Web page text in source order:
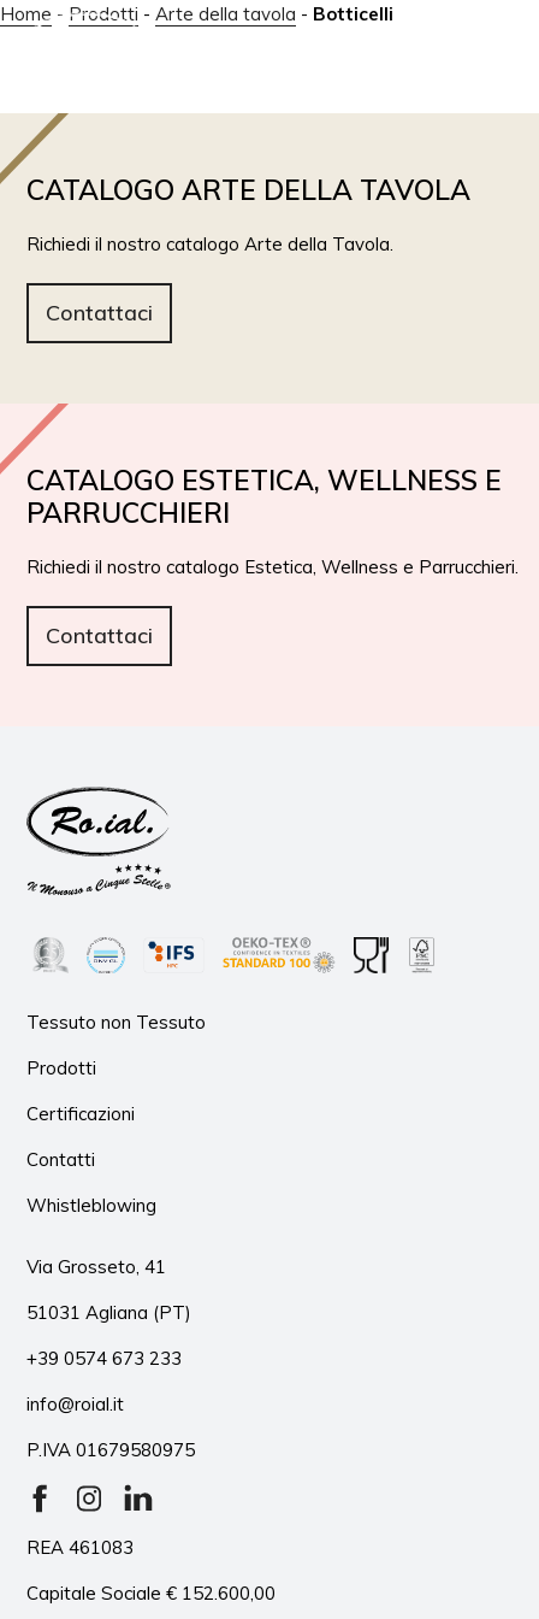
Home - Prodotti - Arte della tavola - Botticelli
CATALOGO ARTE DELLA TAVOLA
Richiedi il nostro catalogo Arte della Tavola.
Contattaci
CATALOGO ESTETICA, WELLNESS E
PARRUCCHIERI
Richiedi il nostro catalogo Estetica, Wellness e Parrucchieri.
Contattaci
Via Grosseto, 41
51031 Agliana (PT)
+39 0574 673 233
info@roial.it
P.IVA 01679580975
REA 461083
Capitale Sociale € 152.600,00
Tessuto non Tessuto
Prodotti
Certificazioni
Contatti
Whistleblowing